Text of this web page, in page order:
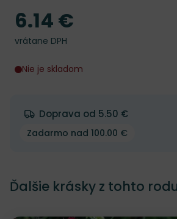
Cena
6.14 €
vrátane DPH
Nie je skladom
Doprava od 5.50 €
Zadarmo nad 100.00 €
Ďalšie krásky z tohto